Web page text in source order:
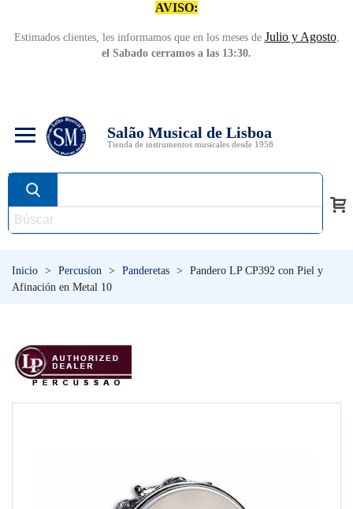
AVISO:
Estimados clientes, les informamos que en los meses de Julio y Agosto,
el Sabado cerramos a las 13:30.
Salão Musical de Lisboa
Tienda de instrumentos musicales desde 1958
Inicio > Percusíon > Panderetas >
Pandero LP CP392 con Piel y
Afinación en Metal 10